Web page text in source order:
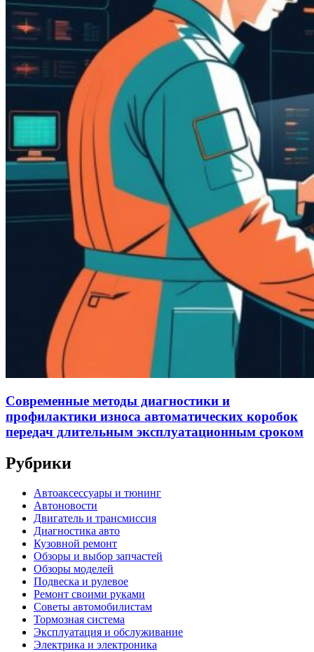
Современные методы диагностики и
профилактики износа автоматических коробок
передач длительным эксплуатационным сроком
Рубрики
Автоаксессуары и тюнинг
Автоновости
Двигатель и трансмиссия
Диагностика авто
Кузовной ремонт
Обзоры и выбор запчастей
Обзоры моделей
Подвеска и рулевое
Ремонт своими руками
Советы автомобилистам
Тормозная система
Эксплуатация и обслуживание
Электрика и электроника